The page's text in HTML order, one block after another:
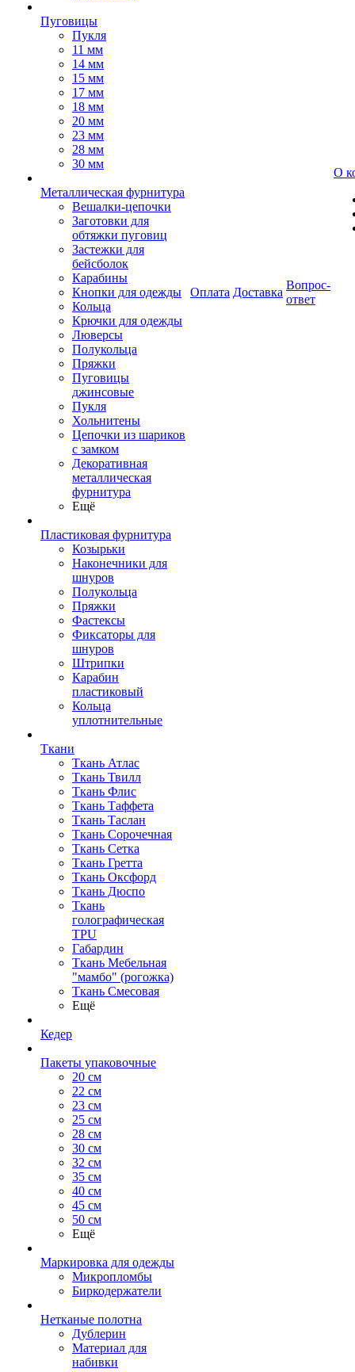
Пуговицы
Пукля
11 мм
14 мм
15 мм
17 мм
18 мм
20 мм
23 мм
28 мм
30 мм
Металлическая фурнитура
Вешалки-цепочки
Заготовки для
обтяжки пуговиц
Застежки для
бейсболок
Карабины
Кнопки для одежды
Кольца
Крючки для одежды
Люверсы
Полукольца
Пряжки
Пуговицы
джинсовые
Пукля
Хольнитены
Цепочки из шариков
с замком
Декоративная
металлическая
фурнитура
Ещё
Пластиковая фурнитура
Козырьки
Наконечники для
шнуров
Полукольца
Пряжки
Фастексы
Фиксаторы для
шнуров
Штрипки
Карабин
пластиковый
Кольца
уплотнительные
Ткани
Ткань Атлас
Ткань Твилл
Ткань Флис
Ткань Таффета
Ткань Таслан
Ткань Сорочечная
Ткань Сетка
Ткань Гретта
Ткань Оксфорд
Ткань Дюспо
Ткань
голографическая
TPU
Габардин
Ткань Мебельная
"мамбо" (рогожка)
Ткань Смесовая
Ещё
Кедер
Пакеты упаковочные
20 см
22 см
23 см
25 см
28 см
30 см
32 см
35 см
40 см
45 см
50 см
Ещё
Маркировка для одежды
Микропломбы
Биркодержатели
Нетканые полотна
Дублерин
Материал для
набивки
Оплата Доставка
Вопрос-
ответ
О